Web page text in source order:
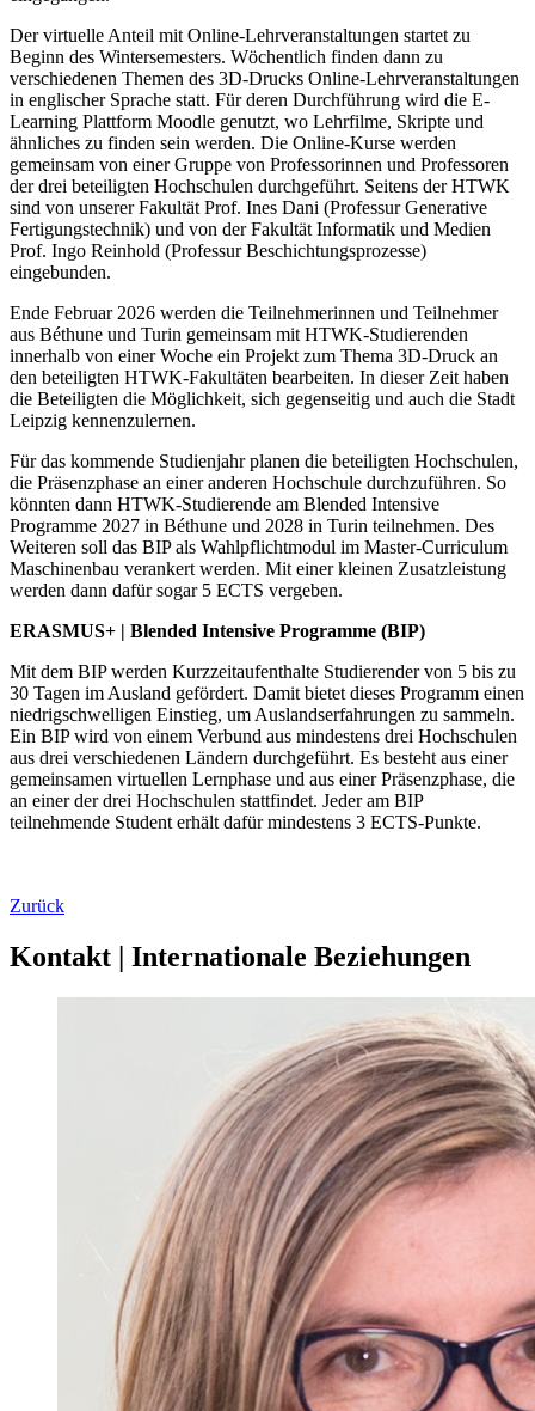
Der virtuelle Anteil mit Online-Lehrveranstaltungen startet zu
Beginn des Wintersemesters. Wöchentlich finden dann zu
verschiedenen Themen des 3D-Drucks Online-Lehrveranstaltungen
in englischer Sprache statt. Für deren Durchführung wird die E-
Learning Plattform Moodle genutzt, wo Lehrfilme, Skripte und
ähnliches zu finden sein werden. Die Online-Kurse werden
gemeinsam von einer Gruppe von Professorinnen und Professoren
der drei beteiligten Hochschulen durchgeführt. Seitens der HTWK
sind von unserer Fakultät Prof. Ines Dani (Professur Generative
Fertigungstechnik) und von der Fakultät Informatik und Medien
Prof. Ingo Reinhold (Professur Beschichtungsprozesse)
eingebunden.
Ende Februar 2026 werden die Teilnehmerinnen und Teilnehmer
aus Béthune und Turin gemeinsam mit HTWK-Studierenden
innerhalb von einer Woche ein Projekt zum Thema 3D-Druck an
den beteiligten HTWK-Fakultäten bearbeiten. In dieser Zeit haben
die Beteiligten die Möglichkeit, sich gegenseitig und auch die Stadt
Leipzig kennenzulernen.
Für das kommende Studienjahr planen die beteiligten Hochschulen,
die Präsenzphase an einer anderen Hochschule durchzuführen. So
könnten dann HTWK-Studierende am Blended Intensive
Programme 2027 in Béthune und 2028 in Turin teilnehmen. Des
Weiteren soll das BIP als Wahlpflichtmodul im Master-Curriculum
Maschinenbau verankert werden. Mit einer kleinen Zusatzleistung
werden dann dafür sogar 5 ECTS vergeben.
ERASMUS+ | Blended Intensive Programme (BIP)
Mit dem BIP werden Kurzzeitaufenthalte Studierender von 5 bis zu
30 Tagen im Ausland gefördert. Damit bietet dieses Programm einen
niedrigschwelligen Einstieg, um Auslandserfahrungen zu sammeln.
Ein BIP wird von einem Verbund aus mindestens drei Hochschulen
aus drei verschiedenen Ländern durchgeführt. Es besteht aus einer
gemeinsamen virtuellen Lernphase und aus einer Präsenzphase, die
an einer der drei Hochschulen stattfindet. Jeder am BIP
teilnehmende Student erhält dafür mindestens 3 ECTS-Punkte.
Zurück
Kontakt | Internationale Beziehungen